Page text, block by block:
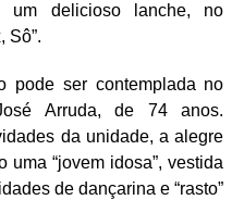
um delicioso lanche, no
Sô”.
pode ser contemplada no
Arruda, de 74 anos.
da unidade, a alegre
uma “jovem idosa”, vestida
de dançarina e “rasto”